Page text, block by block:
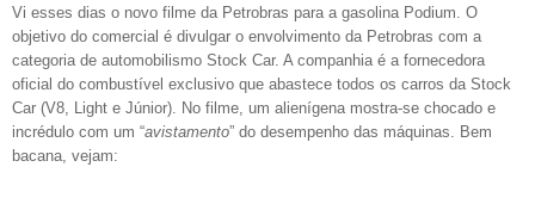
Vi esses dias o novo filme da Petrobras para a gasolina Podium . O
objetivo do comercial é divulgar o envolvimento da Petrobras com a
categoria de automobilismo Stock Car. A companhia é a fornecedora
oficial do combustível exclusivo que abastece todos os carros da Stock
Car (V8, Light e Júnior). No filme, um alienígena mostra-se chocado e
incrédulo com um “avistamento” do desempenho das máquinas. Bem
bacana, vejam: